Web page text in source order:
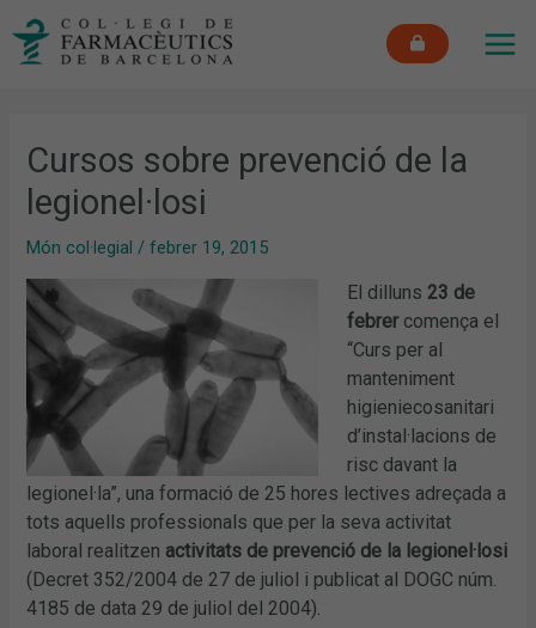
Cursos sobre prevenció de la
legionel·losi
Món col·legial /febrer 19, 2015
El dilluns 23 de
febrercomença el
“Curs per al
manteniment
higieniecosanitari
d’instal·lacions de
risc davant la
legionel·la”, una formació de 25 hores lectives adreçada a
tots aquells professionals que per la seva activitat
laboral realitzen activitats de prevenció de la legionel·losi
(Decret 352/2004 de 27 de juliol i publicat al DOGC núm.
4185 de data 29 de juliol del 2004).